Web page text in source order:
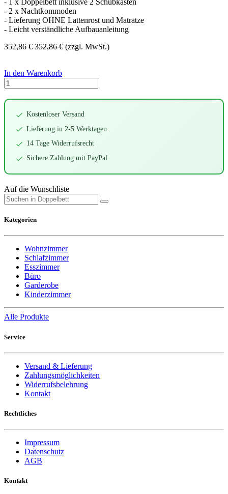
- 2 x Nachtkommoden
- Lieferung OHNE Lattenrost und Matratze
- Leicht verständliche Aufbauanleitung
352,86 € 352,86€ (zzgl. MwSt.)
In den Warenkorb
Kostenloser Versand
Lieferung in 2-5 Werktagen
14 Tage Widerrufsrecht
Sichere Zahlung mit PayPal
Auf die Wunschliste
Kategorien
Wohnzimmer
Schlafzimmer
Esszimmer
Büro
Garderobe
Kinderzimmer
Alle Produkte
Service
Versand & Lieferung
Zahlungsmöglichkeiten
Widerrufsbelehrung
Kontakt
Rechtliches
Impressum
Datenschutz
AGB
Kontakt